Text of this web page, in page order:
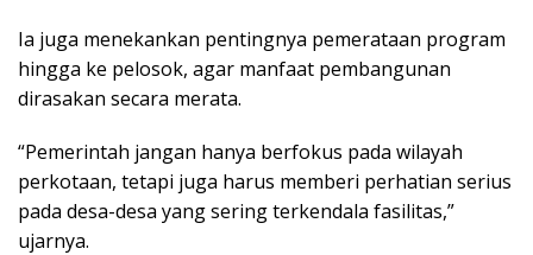
Ia juga menekankan pentingnya pemerataan program
hingga ke pelosok, agar manfaat pembangunan
dirasakan secara merata.
“Pemerintah jangan hanya berfokus pada wilayah
perkotaan, tetapi juga harus memberi perhatian serius
pada desa-desa yang sering terkendala fasilitas,”
ujarnya.